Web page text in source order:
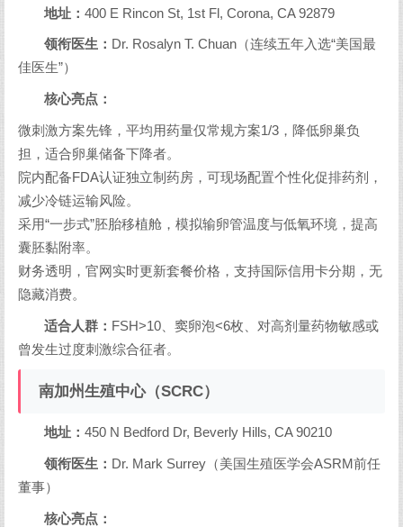
地址：400 E Rincon St, 1st Fl, Corona, CA 92879
领衔医生： Dr. Rosalyn T. Chuan（连续五年入选“美国最
佳医生”）
核心亮点：
微刺激方案先锋，平均用药量仅常规方案1/3，降低卵巢负
担，适合卵巢储备下降者。
院内配备FDA认证独立制药房，可现场配置个性化促排药剂，
减少冷链运输风险。
采用“一步式”胚胎移植舱，模拟输卵管温度与低氧环境，提高
囊胚黏附率。
财务透明，官网实时更新套餐价格，支持国际信用卡分期，无
隐藏消费。
适合人群： FSH>10、窦卵泡<6枚、对高剂量药物敏感或
曾发生过度刺激综合征者。
南加州生殖中心（SCRC）
地址：450 N Bedford Dr, Beverly Hills, CA 90210
领衔医生： Dr. Mark Surrey（美国生殖医学会ASRM前任
董事）
核心亮点：